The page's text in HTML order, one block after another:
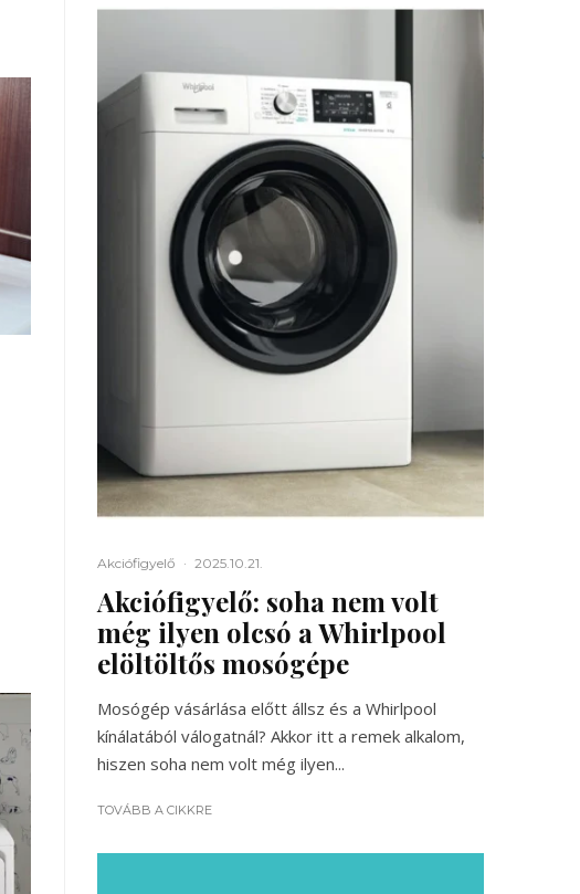
Akciófigyelő · 2025.10.21.
Akciófigyelő: soha nem volt
még ilyen olcsó a Whirlpool
elöltöltős mosógépe
Mosógép vásárlása előtt állsz és a Whirlpool
kínálatából válogatnál? Akkor itt a remek alkalom,
hiszen soha nem volt még ilyen...
TOVÁBB A CIKKRE